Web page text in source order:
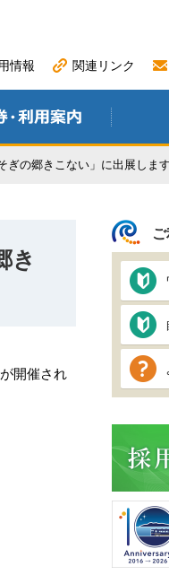
情報 関連リンク
の郷きこない」に出展します
き
開催され